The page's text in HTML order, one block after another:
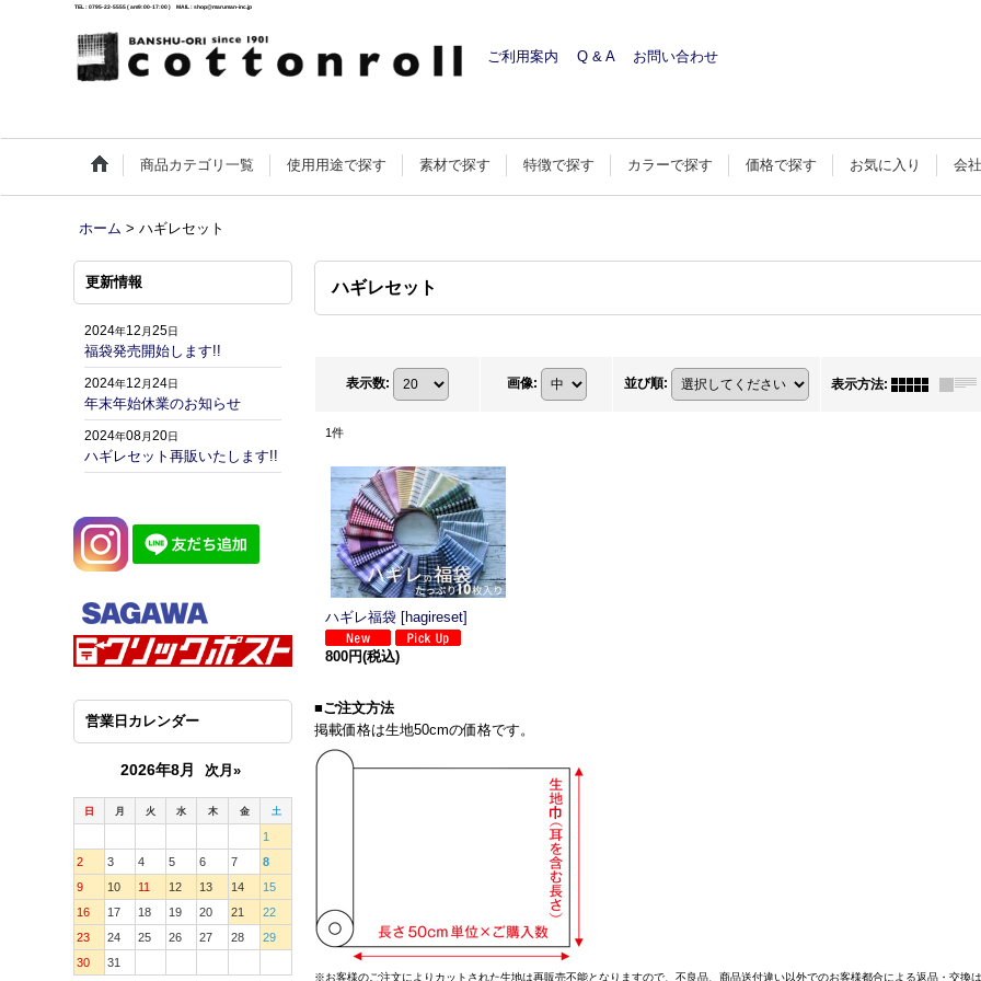
TEL : 0795-22-5555 ( am9:00-17:00 ) MAIL : shop@maruman-inc.jp
ご利用案内 Q & A お問い合わせ
商品カテゴリ一覧 使用用途で探す 素材で探す 特徴で探す カラーで探す 価格で探す お気に入り 会
ホーム > ハギレセット
更新情報
2024年12 月25日
福袋発売開始します!!
2024年12 月24日
年末年始休業のお知らせ
2024年08月20日
ハギレセット再販いたします!!
営業日カレンダー
2026年8月 次月»
日 月 火 水 木 金 土
1
2
3 4 5 6 7
8
9
10 11 12 13 14
15
16
17 18 19 20 21
22
23
24 25 26 27 28
29
30
31
ハギレセット
表示数: 画像: 並び順: 表示方法:
1件
ハギレ福袋 [hagireset]
800円(税込)
■ご注文方法
掲載価格は生地50cmの価格です。
※お客様のご注文によりカットされた生地は再販売不能となりますので、不良品、商品送付違い以外でのお客様都合による返品・交換